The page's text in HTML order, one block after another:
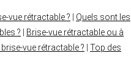
vue rétractable ?
Quels sont les
?
Brise-vue rétractable ou à
vue rétractable ?
Top des